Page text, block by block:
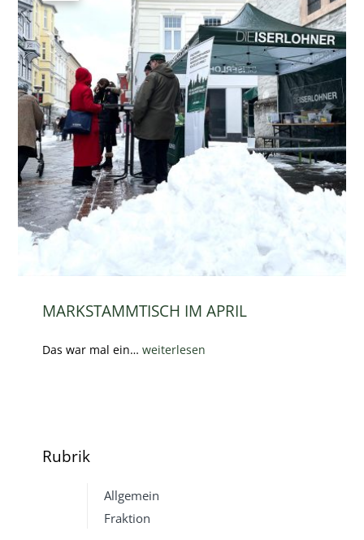
MARKSTAMMTISCH IM APRIL
Das war mal ein…weiterlesen
Rubrik
Allgemein
Fraktion